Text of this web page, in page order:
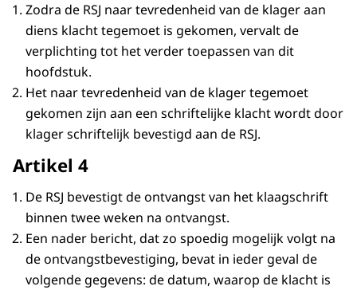
Zodra de RSJ naar tevredenheid van de klager aan
diens klacht tegemoet is gekomen, vervalt de
verplichting tot het verder toepassen van dit
hoofdstuk.
Het naar tevredenheid van de klager tegemoet
gekomen zijn aan een schriftelijke klacht wordt door
klager schriftelijk bevestigd aan de RSJ.
Artikel 4
De RSJ bevestigt de ontvangst van het klaagschrift
binnen twee weken na ontvangst.
Een nader bericht, dat zo spoedig mogelijk volgt na
de ontvangstbevestiging, bevat in ieder geval de
volgende gegevens: de datum, waarop de klacht is